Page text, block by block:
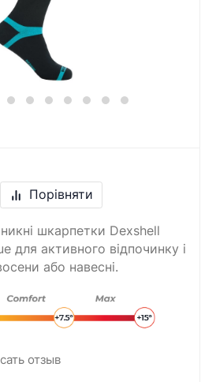
Порівняти
шкарпетки Dexshell
для активного відпочинку і
або навесні.
отзыв